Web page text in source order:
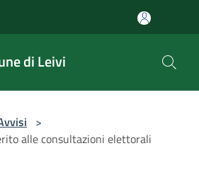
di Leivi
>
alle consultazioni elettorali